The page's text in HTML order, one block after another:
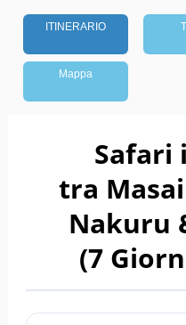
ITINERARIO
Mappa
Safari
tra
Nakuru
(7